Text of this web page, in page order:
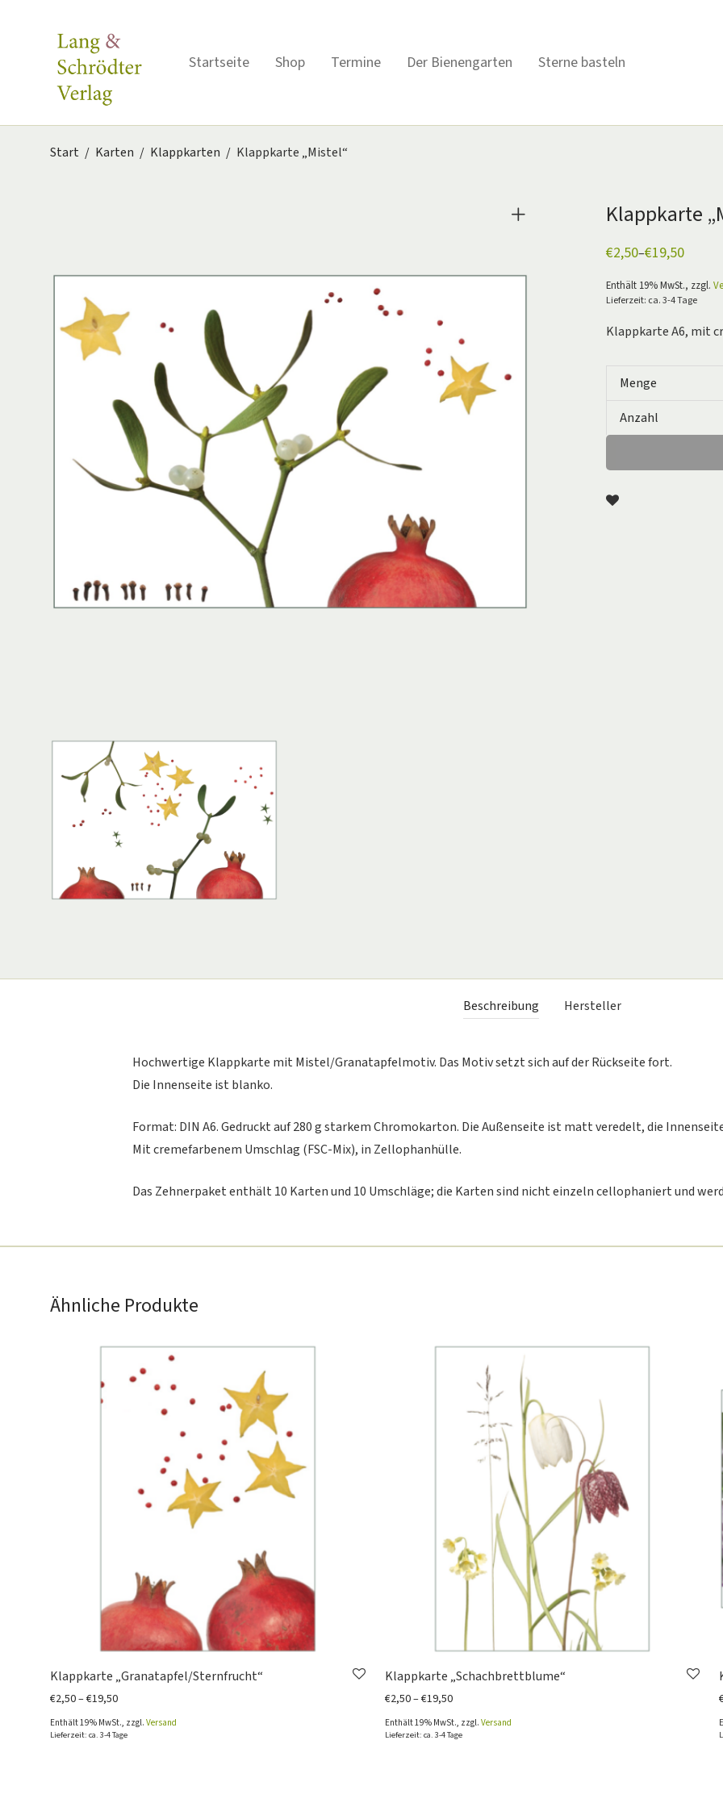
Startseite Shop Termine Der Bienengarten Sterne basteln
Start / Karten / Klappkarten / Klappkarte „Mistel“
Klappkarte
€2,50–€19,50
Preisspanne:
bis
€19,50
Enthält 19% MwSt., zzgl.
Lieferzeit: ca. 3-4 Tage
Klappkarte A6, mit
Menge
Anzahl
Beschreibung Hersteller
Hochwertige Klappkarte mit Mistel/Granatapfelmotiv. Das Motiv setzt sich auf der Rückseite fort.
Die Innenseite ist blanko.
Format: DIN A6. Gedruckt auf 280 g starkem Chromokarton. Die Außenseite ist matt veredelt, die
Mit cremefarbenem Umschlag (FSC-Mix), in Zellophanhülle.
Das Zehnerpaket enthält 10 Karten und 10 Umschläge; die Karten sind nicht einzeln cellophaniert und
Ähnliche Produkte
Klappkarte „Granatapfel/Sternfrucht“
€2,50–€19,50Preisspanne: €2,50 bis €19,50
Enthält 19% MwSt., zzgl. Versand
Lieferzeit: ca. 3-4 Tage
Klappkarte „Schachbrettblume“
€2,50–€19,50Preisspanne: €2,50 bis €19,50
Enthält 19% MwSt., zzgl. Versand
Lieferzeit: ca. 3-4 Tage